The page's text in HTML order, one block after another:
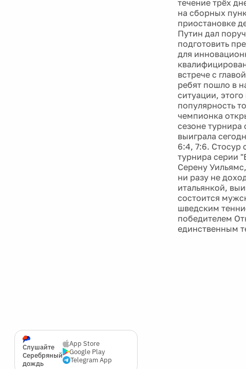
Слушайте
Серебряный
дождь
App Store
Google Play
Telegram App
течение трёх
на сборных
приостановке
Путин дал
подготовить
для
встрече с
ребят пошло в
ситуации,
популярность
чемпионка
сезоне
выиграла
6:4, 7:6. Стосур
турнира серии
Серену
ни разу не
итальянкой,
состоится
шведским
победителем
единственным